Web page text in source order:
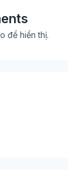
để hiển thị.